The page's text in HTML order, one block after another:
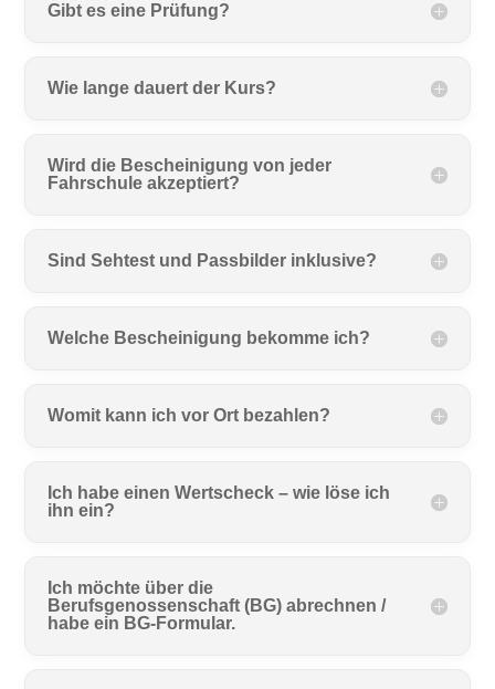
Gibt es eine Prüfung?
Wie lange dauert der Kurs?
Wird die Bescheinigung von jeder
Fahrschule akzeptiert?
Sind Sehtest und Passbilder inklusive?
Welche Bescheinigung bekomme ich?
Womit kann ich vor Ort bezahlen?
Ich habe einen Wertscheck – wie löse ich
ihn ein?
Ich möchte über die
Berufsgenossenschaft (BG) abrechnen /
habe ein BG-Formular.